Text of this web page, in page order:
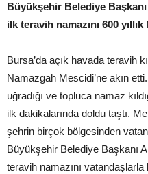
Büyükşehir Belediye
ilk teravih namazını 600
Bursa’da açık havada teravih
Namazgah Mescidi’ne akın
uğradığı ve topluca namaz
ilk dakikalarında doldu taştı.
şehrin birçok bölgesinden
Büyükşehir Belediye Başkanı
teravih namazını